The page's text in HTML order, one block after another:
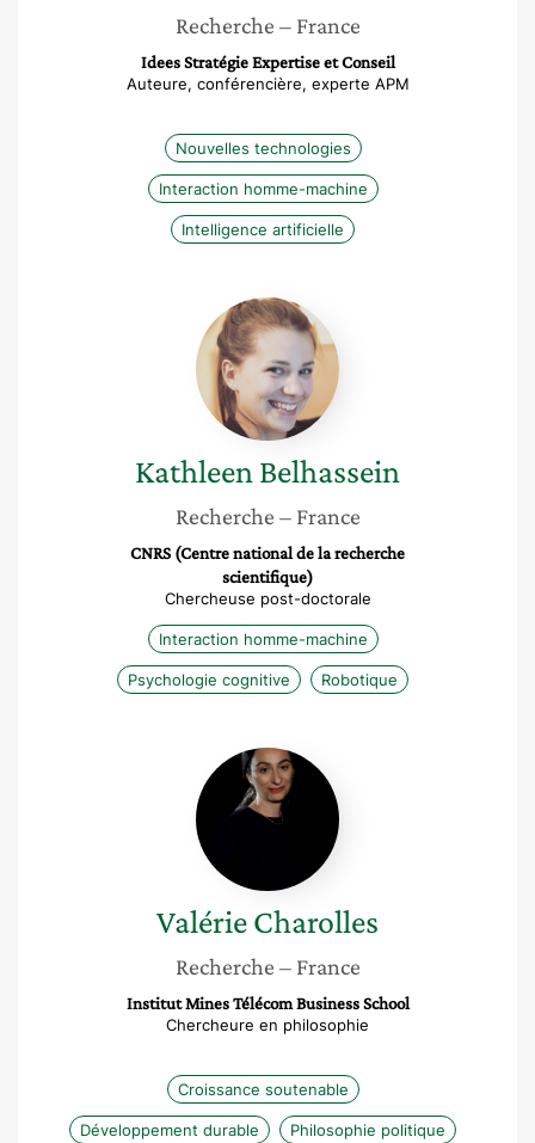
Recherche – France
Idees Stratégie Expertise et Conseil
Auteure, conférencière, experte APM
Nouvelles technologies
Interaction homme-machine
Intelligence artificielle
Kathleen
Belhassein
Kathleen Belhassein
Recherche – France
CNRS (Centre national de la recherche
scientifique)
Chercheuse post-doctorale
Interaction homme-machine
Psychologie cognitive Robotique
Valérie
Charolles
ValérieCharolles
Recherche – France
Institut Mines Télécom Business School
Chercheure en philosophie
Croissance soutenable
Développement durable Philosophie politique